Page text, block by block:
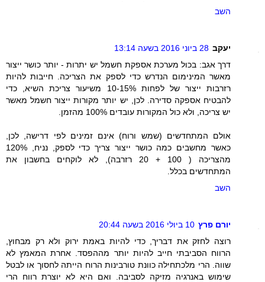
השב
יעקב 28 ביוני 2016 בשעה 13:14
דרך אגב: בכול מערכת אספקת חשמל יש יתרות - יותר כושר ייצור
מאשר המינימום הנדרש כדי לספק את הצריכה. חייבות להיות
רזרבות ייצור של לפחות 10-15% משיעור צריכת השיא, כדי
להבטיח אספקה סדירה. לכן, יש יותר מקורות ייצור חשמל מאשר
יש צריכה, ולא כול המקורות עובדים 100% מהזמן.
אולם המתחדשים (שמש ורוח) אינם זמינים לפי דרישה, לכן,
כאשר מחשבים כמה כושר ייצור צריך כדי לספק, נניח, 120%
מהצריכה ( 100 + 20 רזרבה), לא לוקחים בחשבון את
המתחדשים בכלל.
השב
יורם פרץ 10 ביולי 2016 בשעה 20:44
רוצה לחזק את דבריך, כדי להיות באמת ירוק ולא רק מבחוץ,
הרווח הסביבתי חייב להיות יותר מההפסד. אחרת המאמץ לא
שווה. הרי מלכתחילה כוונת טורבינות הרוח הייתה לחסוך או לבטל
שימוש באנרגיה מזיקה לסביבה. ואם היא לא יוצרת רווח הרי